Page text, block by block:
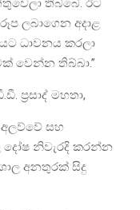
තිබ්බේ. ඊට
ලබාගෙන අදාළ
ධාවනය කරලා
වෙන්න තිබ්බා.”
ප්‍රසාද් මහතා,
සහ
දෝෂ නිවැරදි කරන්න
අනතුරක් සිදු